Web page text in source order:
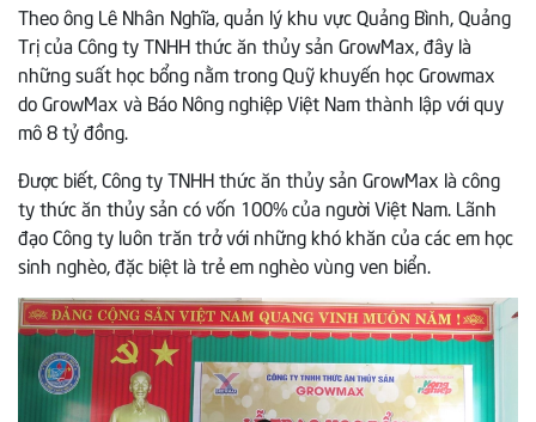
Theo ông Lê Nhân Nghĩa, quản lý khu vực Quảng Bình, Quảng
Trị của Công ty TNHH thức ăn thủy sản GrowMax, đây là
những suất học bổng nằm trong Quỹ khuyến học Growmax
do GrowMax và Báo Nông nghiệp Việt Nam thành lập với quy
mô 8 tỷ đồng.
Được biết, Công ty TNHH thức ăn thủy sản GrowMax là công
ty thức ăn thủy sản có vốn 100% của người Việt Nam. Lãnh
đạo Công ty luôn trăn trở với những khó khăn của các em học
sinh nghèo, đặc biệt là trẻ em nghèo vùng ven biển.